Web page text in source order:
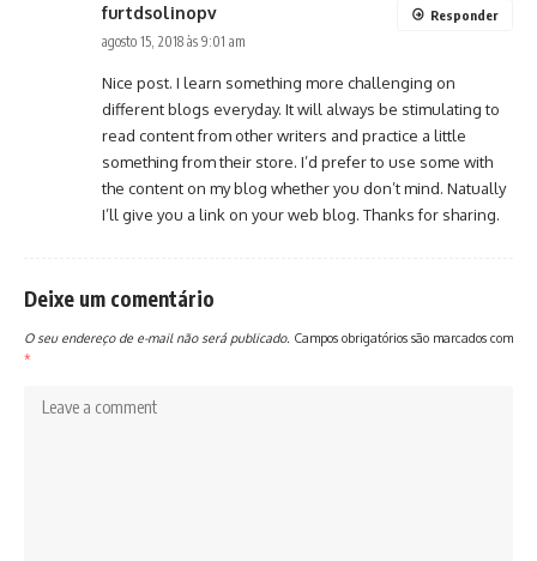
furtdsolinopv
agosto 15, 2018 às 9:01 am
Nice post. I learn something more challenging on
different blogs everyday. It will always be stimulating to
read content from other writers and practice a little
something from their store. I’d prefer to use some with
the content on my blog whether you don’t mind. Natually
I’ll give you a link on your web blog. Thanks for sharing.
Responder
Deixe um comentário
O seu endereço de e-mail não será publicado. Campos obrigatórios são marcados com
*